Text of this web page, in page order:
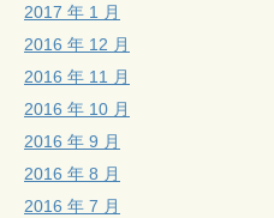
2017 年 1 月
2016 年 12 月
2016 年 11 月
2016 年 10 月
2016 年 9 月
2016 年 8 月
2016 年 7 月